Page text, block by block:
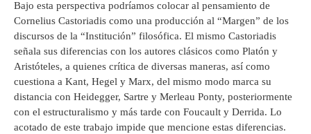
Bajo esta perspectiva podríamos colocar al pensamiento de
Cornelius Castoriadis como una producción al “Margen” de los
discursos de la “Institución” filosófica. El mismo Castoriadis
señala sus diferencias con los autores clásicos como Platón y
Aristóteles, a quienes crítica de diversas maneras, así como
cuestiona a Kant, Hegel y Marx, del mismo modo marca su
distancia con Heidegger, Sartre y Merleau Ponty, posteriormente
con el estructuralismo y más tarde con Foucault y Derrida. Lo
acotado de este trabajo impide que mencione estas diferencias.